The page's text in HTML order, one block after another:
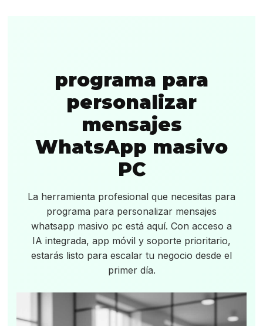
programa para
personalizar
mensajes
WhatsApp masivo
PC
La herramienta profesional que necesitas para
programa para personalizar mensajes
whatsapp masivo pc está aquí. Con acceso a
IA integrada, app móvil y soporte prioritario,
estarás listo para escalar tu negocio desde el
primer día.